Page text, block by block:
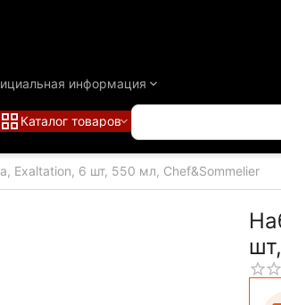
информация
Каталог товаров
Exaltation, 6 шт, 550 мл, Chef&Sommelier